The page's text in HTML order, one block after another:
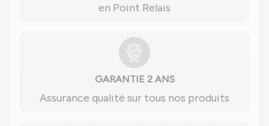
en Point Relais
GARANTIE 2 ANS
Assurance qualité sur tous nos produits